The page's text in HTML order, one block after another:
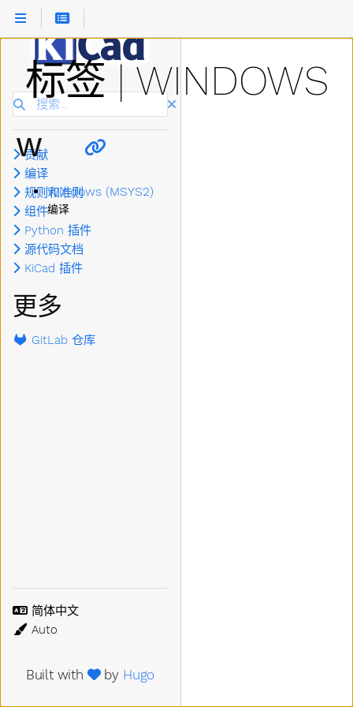
标签 | WINDOWS
W
Windows (MSYS2)
编译
搜索
贡献
编译
规则和准则
组件
Python 插件
源代码文档
KiCad 插件
更多
GitLab 仓库
语言
主题
Built with by Hugo